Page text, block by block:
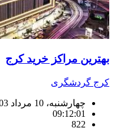
بهترین مراکز خرید کرج
کرج گردشگری
چهارشنبه، 10 مرداد 1403
09:12:01
822